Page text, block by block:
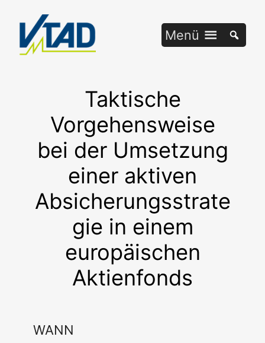
springen
Menü
Taktische
Vorgehensweise
bei der Umsetzung
einer aktiven
Absicherungsstrate
gie in einem
europäischen
Aktienfonds
WANN